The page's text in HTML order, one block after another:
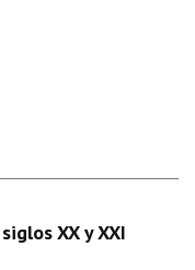
XX y XXI